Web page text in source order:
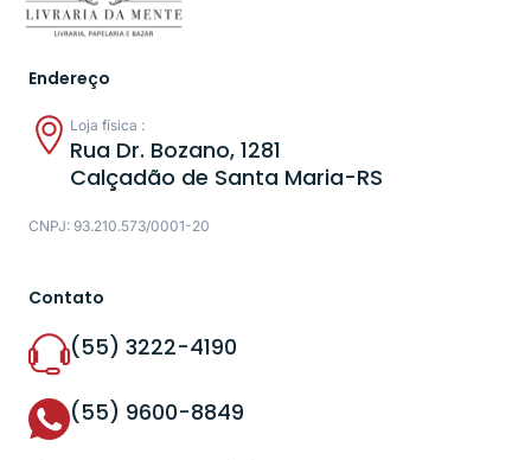
Endereço
Loja física :
Rua Dr. Bozano, 1281
Calçadão de Santa Maria-RS
CNPJ: 93.210.573/0001-20
Contato
(55) 3222-4190
(55) 9600-8849